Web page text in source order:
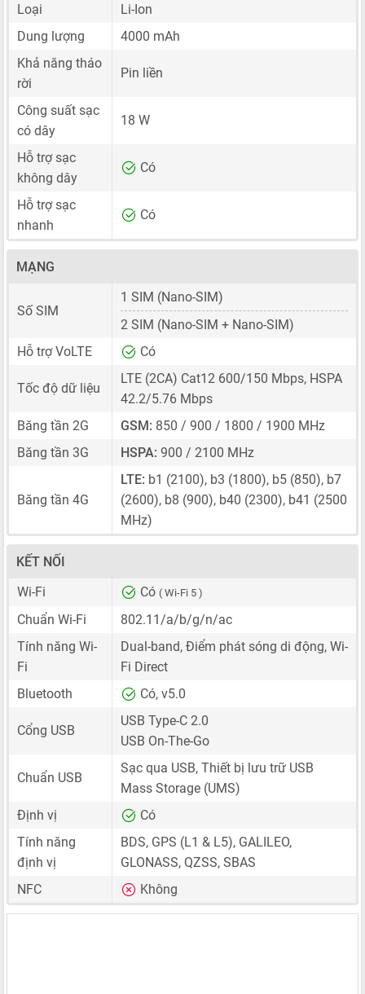
Loại
Li-Ion
Dung lượng
4000 mAh
Khả năng tháo
rời
Pin liền
Công suất sạc
có dây
18 W
Hỗ trợ sạc
không dây
Có
Hỗ trợ sạc
nhanh
Có
MẠNG
Số SIM
1 SIM (Nano-SIM)
2 SIM (Nano-SIM + Nano-SIM)
Hỗ trợ VoLTE
Có
Tốc độ dữ liệu
LTE (2CA) Cat12 600/150 Mbps, HSPA
42.2/5.76 Mbps
Băng tần 2G
GSM: 850 / 900 / 1800 / 1900 MHz
Băng tần 3G
HSPA: 900 / 2100 MHz
Băng tần 4G
LTE: b1 (2100), b3 (1800), b5 (850), b7
(2600), b8 (900), b40 (2300), b41 (2500
MHz)
KẾT NỐI
Wi-Fi
Có ( Wi-Fi 5 )
Chuẩn Wi-Fi
802.11/a/b/g/n/ac
Tính năng Wi-
Fi
Dual-band, Điểm phát sóng di động, Wi-
Fi Direct
Bluetooth
Có, v5.0
Cổng USB
USB Type-C 2.0
USB On-The-Go
Chuẩn USB
Sạc qua USB, Thiết bị lưu trữ USB
Mass Storage (UMS)
Định vị
Có
Tính năng
định vị
BDS, GPS (L1 & L5), GALILEO,
GLONASS, QZSS, SBAS
NFC
Không